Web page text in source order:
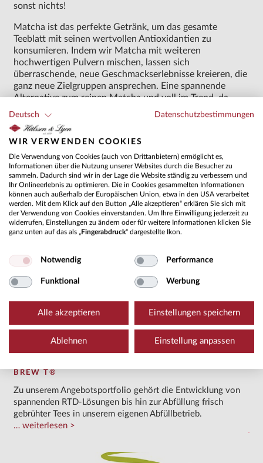
sonst nichts!
Matcha ist das perfekte Getränk, um das gesamte
Teeblatt mit seinen wertvollen Antioxidantien zu
konsumieren. Indem wir Matcha mit weiteren
hochwertigen Pulvern mischen, lassen sich
überraschende, neue Geschmackserlebnisse kreieren, die
ganz neue Zielgruppen ansprechen. Eine spannende
Alternative zum reinen Matcha und voll im Trend, da
diese Pulvermischungen keinerlei Zucker oder Zusätze
Die perfekte Mischung aus Matcha und Kräuter-,
Gewürz- und Gemüsepulvern und/oder -extrakten
Für Wasser oder Milch
Kein Zucker und keine Zusätze!
Gepackt in Dosen (30 g oder mehr), in Sticks à 1 g oder
im Bulk (25 kg)
BREW T®
Zu unserem Angebotsportfolio gehört die Entwicklung von
spannenden RTD-Lösungen bis hin zur Abfüllung frisch
gebrühter Tees in unserem eigenen Abfüllbetrieb.
weiterlesen
Deutsch Datenschutzbestimmungen
WIR VERWENDEN COOKIES
Die Verwendung von Cookies (auch von Drittanbietern) ermöglicht es,
Informationen über die Nutzung unserer Websites durch die Besucher zu
sammeln. Dadurch sind wir in der Lage die Website ständig zu verbessern und
Ihr Onlineerlebnis zu optimieren. Die in Cookies gesammelten Informationen
können auch außerhalb der Europäischen Union, etwa in den USA verarbeitet
werden. Mit dem Klick auf den Button „Alle akzeptieren“ erklären Sie sich mit
der Verwendung von Cookies einverstanden. Um Ihre Einwilligung jederzeit zu
widerrufen, Einstellungen zu ändern oder für weitere Informationen klicken Sie
ganz unten auf das als „Fingerabdruck“ dargestellte Ikon.
Notwendig Performance
Funktional Werbung
Alle akzeptieren Einstellungen speichern
Ablehnen Einstellung anpassen